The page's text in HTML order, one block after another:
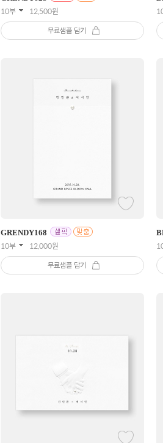
10부 12,500원
무료샘플 담기
GRENDY168
10부 12,000원
무료샘플 담기